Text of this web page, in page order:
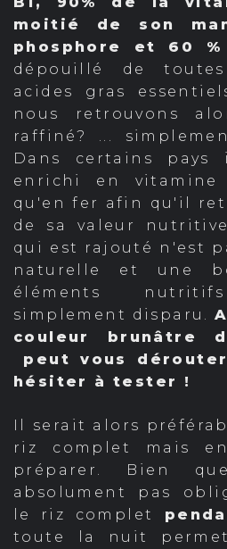
moitié de son
phosphore et 60
dépouillé de
acides gras
nous retrouvons
raffiné? ...
Dans certains
enrichi en
qu'en fer afin qu'il
de sa valeur
qui est rajouté n'est
naturelle et une
éléments
simplement disparu.
couleur brunâtre
peut vous
hésiter à tester !
Il serait alors
riz complet mais
préparer. Bien
absolument pas
le riz complet
toute la nuit